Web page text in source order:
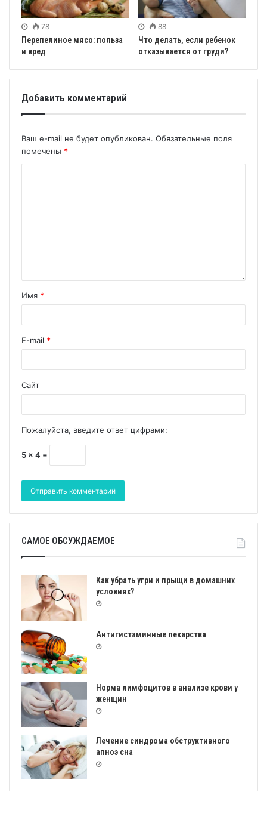
78
Перепелиное мясо: польза
и вред
88
Что делать, если ребенок
отказывается от груди?
Добавить комментарий
Ваш e-mail не будет опубликован. Обязательные поля
помечены *
Имя *
E-mail *
Сайт
Пожалуйста, введите ответ цифрами:
5 × 4 =
САМОЕ ОБСУЖДАЕМОЕ
Как убрать угри и прыщи в домашних
условиях?
Антигистаминные лекарства
Норма лимфоцитов в анализе крови у
женщин
Лечение синдрома обструктивного
апноэ сна